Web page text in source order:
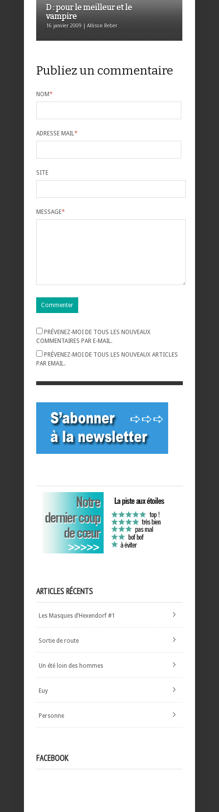
D : pour le meilleur et le
vampire
16 janvier 2009 | Allison Reber
Publiez un commentaire
NOM*
ADRESSE MAIL*
SITE
MESSAGE*
PRÉVENEZ-MOI DE TOUS LES NOUVEAUX
COMMENTAIRES PAR E-MAIL.
PRÉVENEZ-MOI DE TOUS LES NOUVEAUX ARTICLES
PAR EMAIL.
ARTICLES RÉCENTS
Les Masques d’Hexendorf #1
Sortie de route
Un été loin des hommes
Euy
Personne
FACEBOOK